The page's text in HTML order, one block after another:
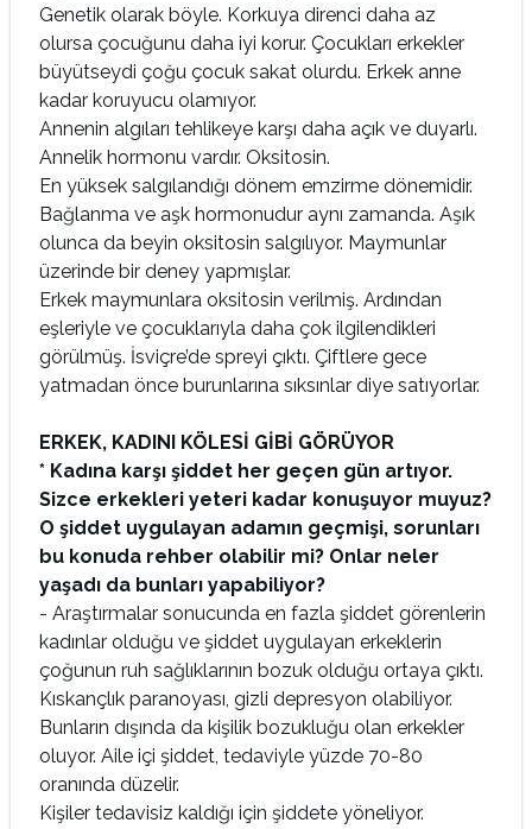
Genetik olarak böyle. Korkuya direnci daha az
olursa çocuğunu daha iyi korur. Çocukları erkekler
büyütseydi çoğu çocuk sakat olurdu. Erkek anne
kadar koruyucu olamıyor.
Annenin algıları tehlikeye karşı daha açık ve duyarlı.
Annelik hormonu vardır. Oksitosin.
En yüksek salgılandığı dönem emzirme dönemidir.
Bağlanma ve aşk hormonudur aynı zamanda. Aşık
olunca da beyin oksitosin salgılıyor. Maymunlar
üzerinde bir deney yapmışlar.
Erkek maymunlara oksitosin verilmiş. Ardından
eşleriyle ve çocuklarıyla daha çok ilgilendikleri
görülmüş. İsviçre’de spreyi çıktı. Çiftlere gece
yatmadan önce burunlarına sıksınlar diye satıyorlar.
ERKEK, KADINI KÖLESİ GİBİ GÖRÜYOR
* Kadına karşı şiddet her geçen gün artıyor.
Sizce erkekleri yeteri kadar konuşuyor muyuz?
O şiddet uygulayan adamın geçmişi, sorunları
bu konuda rehber olabilir mi? Onlar neler
yaşadı da bunları yapabiliyor?
- Araştırmalar sonucunda en fazla şiddet görenlerin
kadınlar olduğu ve şiddet uygulayan erkeklerin
çoğunun ruh sağlıklarının bozuk olduğu ortaya çıktı.
Kıskançlık paranoyası, gizli depresyon olabiliyor.
Bunların dışında da kişilik bozukluğu olan erkekler
oluyor. Aile içi şiddet, tedaviyle yüzde 70-80
oranında düzelir.
Kişiler tedavisiz kaldığı için şiddete yöneliyor.